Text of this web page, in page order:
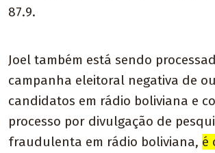
87.9.
Joel também está sendo
campanha eleitoral negativa de
candidatos em rádio boliviana e
processo por divulgação de
fraudulenta em rádio boliviana, é